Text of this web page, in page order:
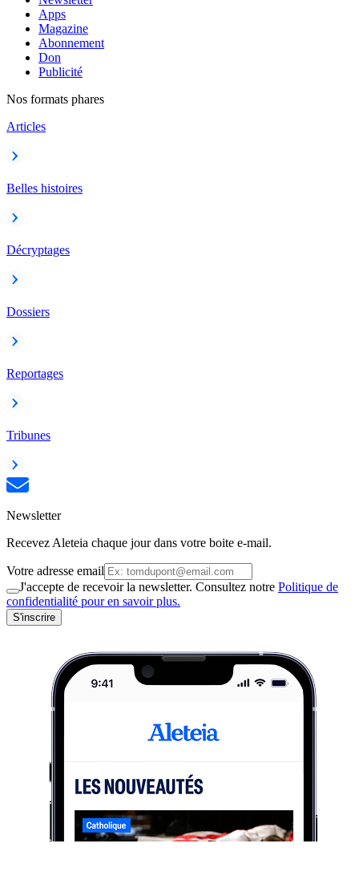
Apps
Magazine
Abonnement
Don
Publicité
Nos formats phares
Articles
Belles histoires
Décryptages
Dossiers
Reportages
Tribunes
Newsletter
Recevez Aleteia chaque jour dans votre boite e-mail.
Votre adresse email
J'accepte de recevoir la newsletter. Consultez notre Politique de
confidentialité pour en savoir plus.
S'inscrire